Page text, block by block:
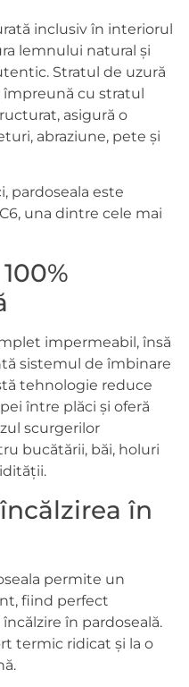
inclusiv în interiorul
lemnului natural și
Stratul de uzură
cu stratul
asigură o
abraziune, pete și
pardoseala este
una dintre cele mai
impermeabil, însă
sistemul de îmbinare
tehnologie reduce
între plăci și oferă
scurgerilor
bucătării, băi, holuri
în
permite un
fiind perfect
în pardoseală.
termic ridicat și la o